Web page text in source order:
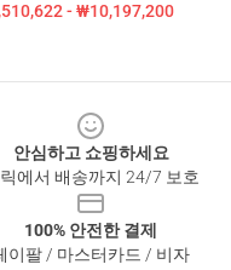
- ₩10,197,200
안심하고 쇼핑하세요
에서 배송까지 24/7 보호
100% 안전한 결제
이팔 / 마스터카드 / 비자